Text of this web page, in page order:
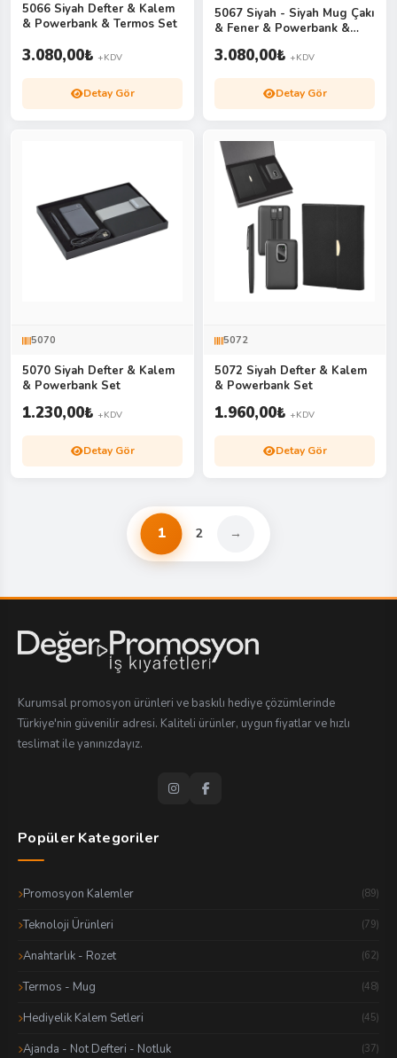
5066 Siyah Defter & Kalem
& Powerbank & Termos Set
3.080,00₺ +KDV
Detay Gör
5067 Siyah - Siyah Mug Çakı
& Fener & Powerbank &
3.080,00₺ +KDV
Detay Gör
5070
5070 Siyah Defter & Kalem
& Powerbank Set
1.230,00₺ +KDV
Detay Gör
5072
5072 Siyah Defter & Kalem
& Powerbank Set
1.960,00₺ +KDV
Detay Gör
1 2 →
Kurumsal promosyon ürünleri ve baskılı hediye çözümlerinde
Türkiye'nin güvenilir adresi. Kaliteli ürünler, uygun fiyatlar ve hızlı
teslimat ile yanınızdayız.
Popüler Kategoriler
Promosyon Kalemler (89)
Teknoloji Ürünleri (79)
Anahtarlık - Rozet (62)
Termos - Mug (48)
Hediyelik Kalem Setleri (45)
Ajanda - Not Defteri - Notluk (37)